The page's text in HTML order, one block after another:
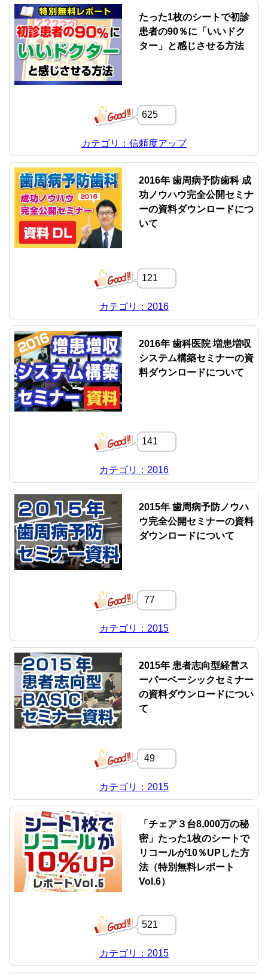
たった1枚のシートで初診
患者の90％に「いいドク
ター」と感じさせる方法
625
カテゴリ：信頼度アップ
2016年 歯周病予防歯科 成
功ノウハウ完全公開セミナ
ーの資料ダウンロードにつ
いて
121
カテゴリ：2016
2016年 歯科医院 増患増収
システム構築セミナーの資
料ダウンロードについて
141
カテゴリ：2016
2015年 歯周病予防ノウハ
ウ完全公開セミナーの資料
ダウンロードについて
77
カテゴリ：2015
2015年 患者志向型経営ス
ーパーベーシックセミナー
の資料ダウンロードについ
て
49
カテゴリ：2015
「チェア３台8,000万の秘
密」たった1枚のシートで
リコールが10％UPした方
法（特別無料レポート
Vol.6）
521
カテゴリ：2015